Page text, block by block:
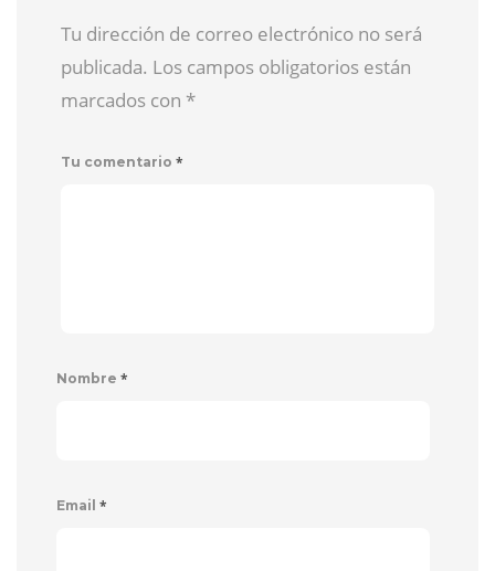
Tu dirección de correo electrónico no será
publicada. Los campos obligatorios están
marcados con *
Tu comentario *
Nombre *
Email *